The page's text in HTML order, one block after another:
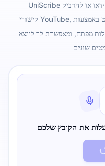
UniScribe מאפשרת לך להעלות קבצי אודיו ווידאו או להדביק
קישורי YouTube, ולהפוך אותם במהירות לטקסט באמצעות AI. היא
מפתח, ומאפשרת לך לייצא
את הקובץ שלכם